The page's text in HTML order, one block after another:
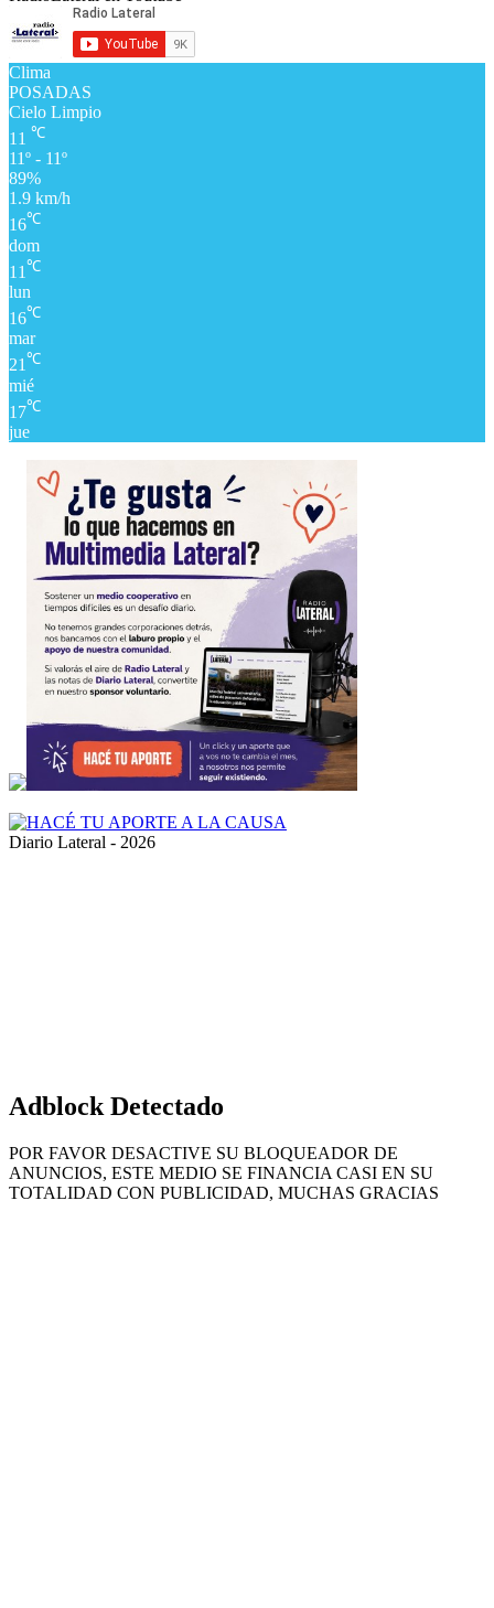
POSADAS
Cielo Limpio
11℃
11º - 11º
89%
1.9 km/h
16℃
dom
11℃
lun
℃
mar
21℃
mié
17 ℃
jue
Diario Lateral - 2026
Volver
al
POR FAVOR DESACTIVE SU BLOQUEADOR DE
ANUNCIOS, ESTE MEDIO SE FINANCIA CASI EN SU